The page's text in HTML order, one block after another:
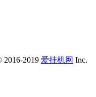
2016-2019 爱挂机网 Inc.